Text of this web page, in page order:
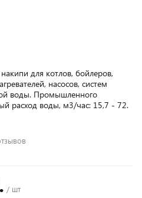
для котлов, бойлеров,
насосов, систем
воды. Промышленного
расход воды, м3/час: 15,7 - 72.
/ шт